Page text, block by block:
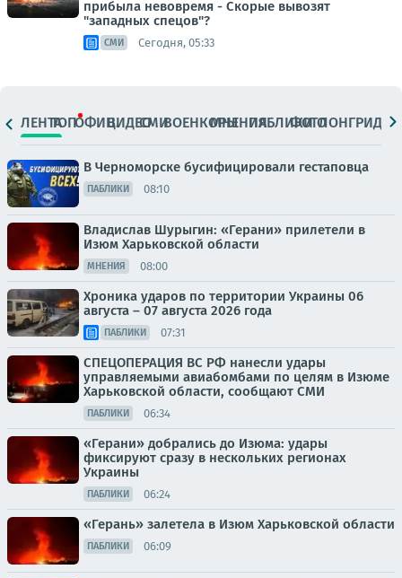
прибыла невовремя - Скорые вывозят
"западных спецов"?
СМИ Сегодня, 05:33
ЛЕНТАТОПОФИЦ.ВИДЕОСМИВОЕНКОРЫМНЕНИЯПАБЛИКИ
ФОТОЛОНГРИДЫ
В Черноморске бусифицировали гестаповца
ПАБЛИКИ 08:10
Владислав Шурыгин: «Герани» прилетели в
Изюм Харьковской области
МНЕНИЯ 08:00
Хроника ударов по территории Украины 06
августа – 07 августа 2026 года
ПАБЛИКИ 07:31
СПЕЦОПЕРАЦИЯ ВС РФ нанесли удары
управляемыми авиабомбами по целям в Изюме
Харьковской области, сообщают СМИ
ПАБЛИКИ 06:34
«Герани» добрались до Изюма: удары
фиксируют сразу в нескольких регионах
Украины
ПАБЛИКИ 06:24
«Герань» залетела в Изюм Харьковской области
ПАБЛИКИ 06:09